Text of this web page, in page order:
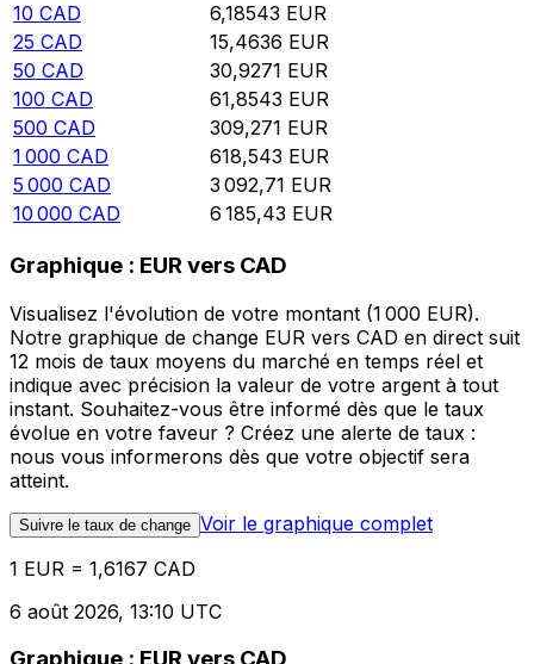
10 CAD 6,18543 EUR
25 CAD 15,4636 EUR
50 CAD 30,9271 EUR
100 CAD 61,8543 EUR
500 CAD 309,271 EUR
1 000 CAD 618,543 EUR
5 000 CAD 3 092,71 EUR
10 000 CAD 6 185,43 EUR
Graphique : EUR vers CAD
Visualisez l'évolution de votre montant (1 000 EUR).
Notre graphique de change EUR vers CAD en direct suit
12 mois de taux moyens du marché en temps réel et
indique avec précision la valeur de votre argent à tout
instant. Souhaitez-vous être informé dès que le taux
évolue en votre faveur ? Créez une alerte de taux :
nous vous informerons dès que votre objectif sera
atteint.
Suivre le taux de change Voir le graphique complet
1 EUR = 1,6167 CAD
6 août 2026, 13:10 UTC